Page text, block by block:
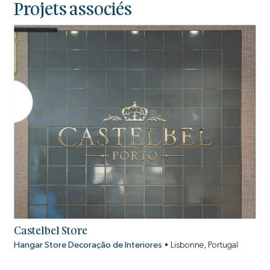
Projets associés
Castelbel Store
Hangar Store Decoração de Interiores • Lisbonne, Portugal